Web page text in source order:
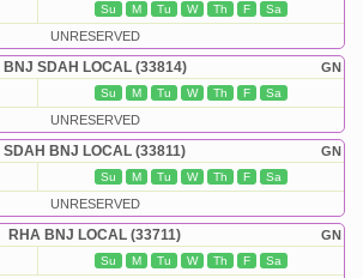
Su M Tu W Th F Sa
UNRESERVED
GN
BNJ SDAH LOCAL (33814)
Su M Tu W Th F Sa
UNRESERVED
GN
SDAH BNJ LOCAL (33811)
Su M Tu W Th F Sa
UNRESERVED
GN
RHA BNJ LOCAL (33711)
Su M Tu W Th F Sa